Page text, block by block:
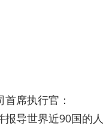
席执行官：
导世界近90国的